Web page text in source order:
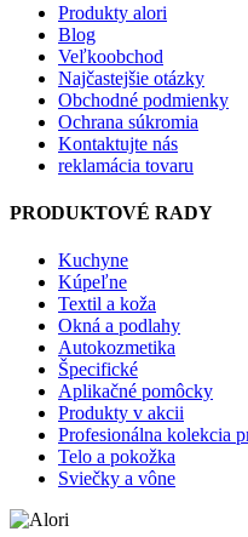
Produkty alori
Blog
Veľkoobchod
Najčastejšie otázky
Obchodné podmienky
Ochrana súkromia
Kontaktujte nás
reklamácia tovaru
PRODUKTOVÉ RADY
Kuchyne
Kúpeľne
Textil a koža
Okná a podlahy
Autokozmetika
Špecifické
Aplikačné pomôcky
Produkty v akcii
Profesionálna kolekcia
Telo a pokožka
Sviečky a vône